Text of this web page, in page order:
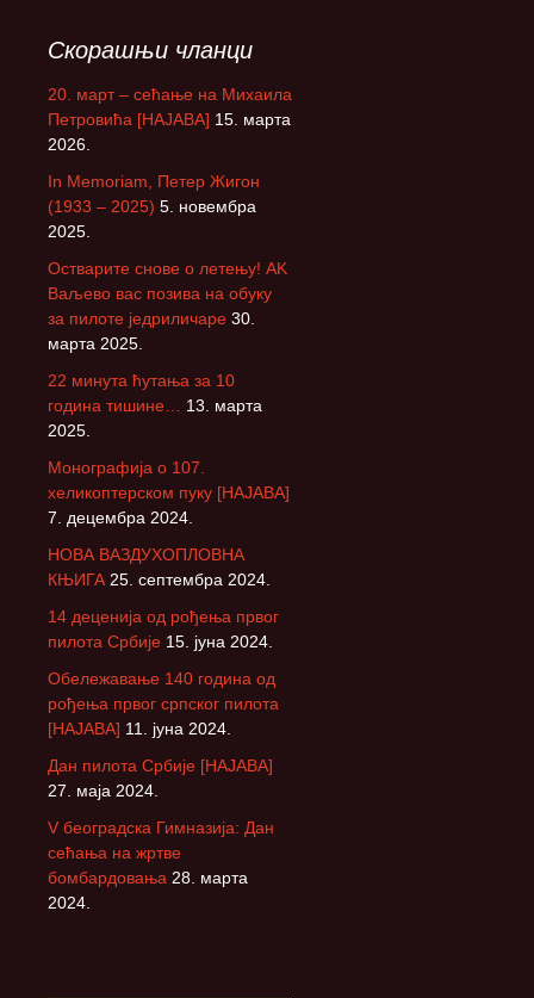
Скорашњи чланци
20. март – сећање на Михаила
Петровића [НАЈАВА] 15. марта
2026.
In Memoriam, Петер Жигон
(1933 – 2025) 5. новембра
2025.
Остварите снове о летењу! АK
Ваљево вас позива на обуку
за пилоте једриличаре 30.
марта 2025.
22 минута ћутања за 10
година тишине…
13. марта
2025.
Монографија о 107.
хеликоптерском пуку [НАЈАВА]
7. децембра 2024.
НОВА ВАЗДУХОПЛОВНА
КЊИГА 25. септембра 2024.
14 деценија од рођења првог
пилота Србије 15. јуна 2024.
Обележавање 140 година од
рођења првог српског пилота
[НАЈАВА] 11. јуна 2024.
Дан пилота Србије [НАЈАВА]
27. маја 2024.
V београдска Гимназија: Дан
сећања на жртве
бомбардовања 28. марта
2024.